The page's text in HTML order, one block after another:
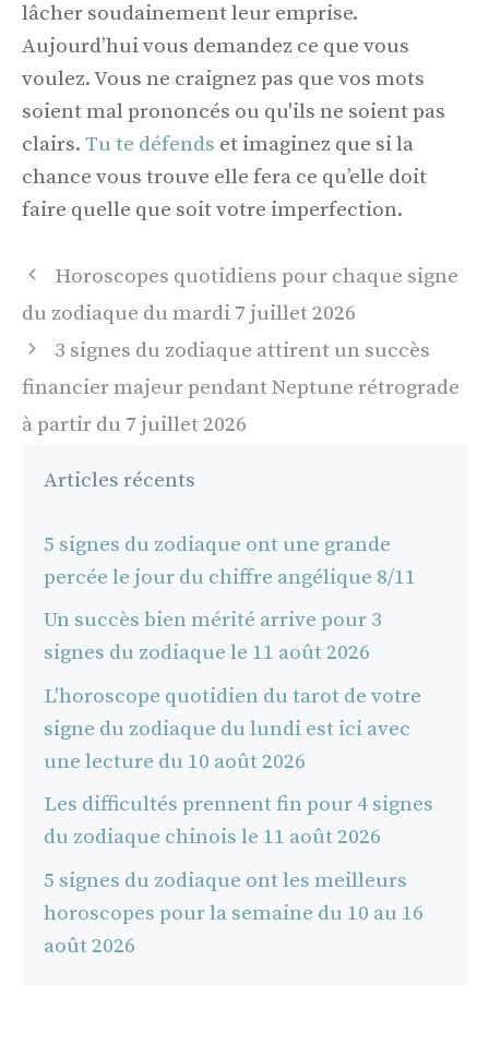
lâcher soudainement leur emprise.
Aujourd’hui vous demandez ce que vous
voulez. Vous ne craignez pas que vos mots
soient mal prononcés ou qu'ils ne soient pas
clairs. Tu te défends et imaginez que si la
chance vous trouve elle fera ce qu’elle doit
faire quelle que soit votre imperfection.
Navigation
des
Horoscopes quotidiens pour chaque signe
du zodiaque du mardi 7 juillet 2026
3 signes du zodiaque attirent un succès
financier majeur pendant Neptune rétrograde
à partir du 7 juillet 2026
Articles récents
5 signes du zodiaque ont une grande
percée le jour du chiffre angélique 8/11
Un succès bien mérité arrive pour 3
signes du zodiaque le 11 août 2026
L'horoscope quotidien du tarot de votre
signe du zodiaque du lundi est ici avec
une lecture du 10 août 2026
Les difficultés prennent fin pour 4 signes
du zodiaque chinois le 11 août 2026
5 signes du zodiaque ont les meilleurs
horoscopes pour la semaine du 10 au 16
août 2026